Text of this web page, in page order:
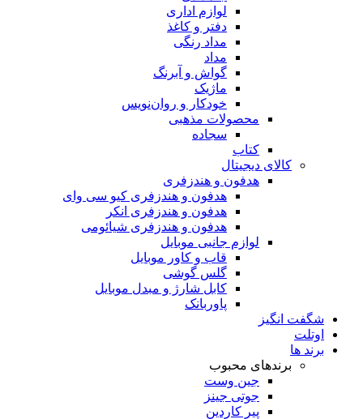
لوازم اداری
دفتر و کاغذ
مداد رنگی
مداد
گواش و آبرنگ
ماژیک
خودکار و روان‌نویس
محصولات مذهبی
سجاده
کتاب
کالای دیجیتال
هدفون و هندزفری
هدفون و هندزفری کیو سی وای
هدفون و هندزفری انکر
هدفون و هندزفری شیائومی
لوازم جانبی موبایل
قاب و کاور موبایل
گلس گوشی
کابل شارژ و مبدل موبایل
پاوربانک
شگفت انگیز
اوتلت
برند ها
برندهای محبوب
جین وست
جوتی جینز
پیر کاردین